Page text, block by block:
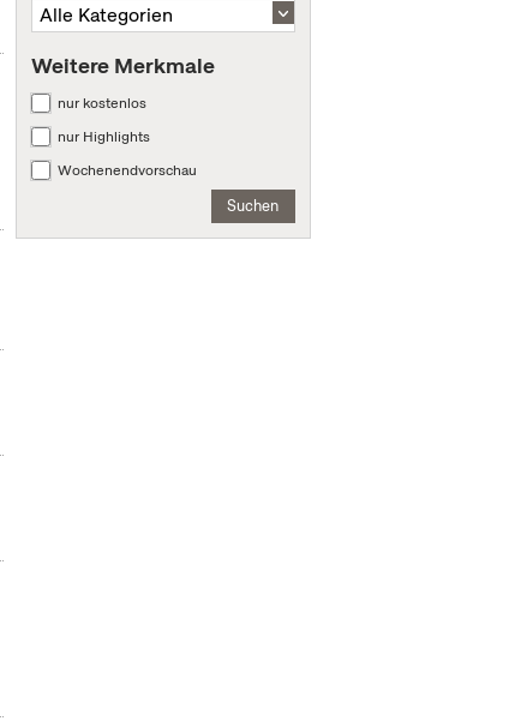
Weitere Merkmale
nur kostenlos
nur Highlights
Wochenendvorschau
Suchen